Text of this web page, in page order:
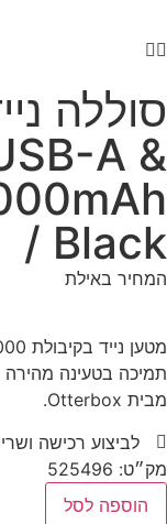
A &
/ Black
המחיר באילת
מבית Otterbox.
לביצוע רכישה
מק״ט: 525496
הוספה לסל